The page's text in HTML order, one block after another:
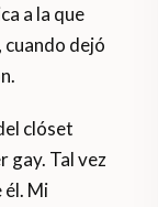
a la que
cuando dejó
clóset
gay. Tal vez
él. Mi